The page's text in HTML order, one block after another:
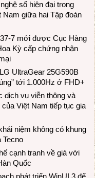
số hiện đại trong
Nam giữa hai Tập đoàn
7 mới được Cục Hàng
Kỳ cấp chứng nhận
UltraGear 25G590B
tới 1.000Hz ở FHD+
dịch vụ viễn thông và
Việt Nam tiếp tục gia
niệm không có khung
Tecno
cạnh tranh về giá với
Quốc
phát triển WinUI 3 để